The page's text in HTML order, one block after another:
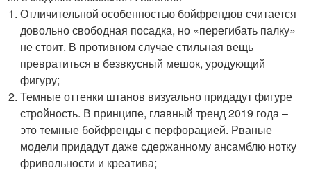
Отличительной особенностью бойфрендов считается
довольно свободная посадка, но «перегибать палку»
не стоит. В противном случае стильная вещь
превратиться в безвкусный мешок, уродующий
фигуру;
Темные оттенки штанов визуально придадут фигуре
стройность. В принципе, главный тренд 2019 года –
это темные бойфренды с перфорацией. Рваные
модели придадут даже сдержанному ансамблю нотку
фривольности и креатива;